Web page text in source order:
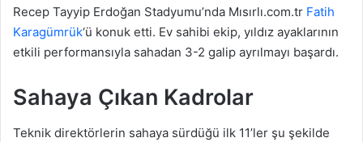
Recep Tayyip Erdoğan Stadyumu’nda Mısırlı.com.tr Fatih
Karagümrük‘ü konuk etti. Ev sahibi ekip, yıldız ayaklarının
etkili performansıyla sahadan 3-2 galip ayrılmayı başardı.
Sahaya Çıkan Kadrolar
Teknik direktörlerin sahaya sürdüğü ilk 11’ler şu şekilde